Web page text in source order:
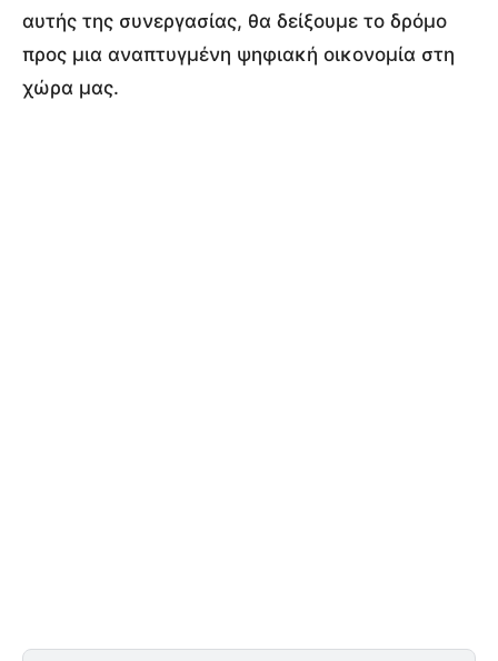
αυτής της συνεργασίας, θα δείξουμε το δρόμο
προς μια αναπτυγμένη ψηφιακή οικονομία στη
χώρα μας.